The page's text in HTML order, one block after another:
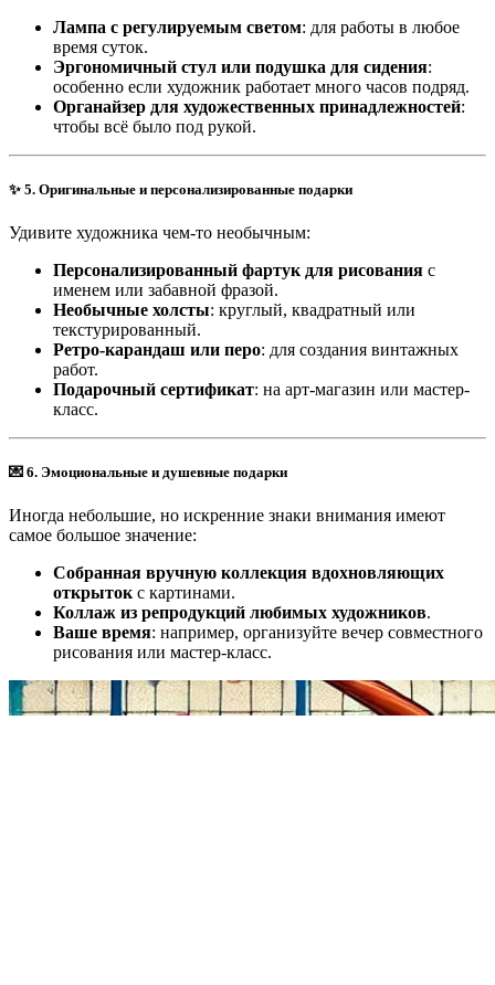
Лампа с регулируемым светом: для работы в любое
время суток.
Эргономичный стул или подушка для сидения:
особенно если художник работает много часов подряд.
Органайзер для художественных принадлежностей:
чтобы всё было под рукой.
✨ 5. Оригинальные и персонализированные подарки
Удивите художника чем-то необычным:
Персонализированный фартук для рисования с
именем или забавной фразой.
Необычные холсты: круглый, квадратный или
текстурированный.
Ретро-карандаш или перо: для создания винтажных
работ.
Подарочный сертификат: на арт-магазин или мастер-
класс.
💌 6. Эмоциональные и душевные подарки
Иногда небольшие, но искренние знаки внимания имеют
самое большое значение:
Собранная вручную коллекция вдохновляющих
открыток с картинами.
Коллаж из репродукций любимых художников.
Ваше время: например, организуйте вечер совместного
рисования или мастер-класс.